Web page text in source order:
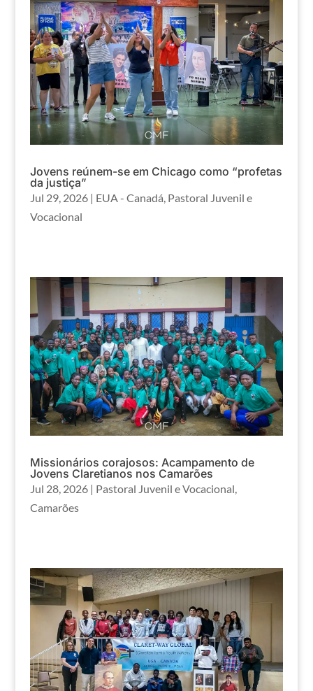
Jovens reúnem-se em Chicago como “profetas
da justiça”
Jul 29, 2026| EUA - Canadá, Pastoral Juvenil e
Vocacional
Missionários corajosos: Acampamento de
Jovens Claretianos nos Camarões
Jul 28, 2026| Pastoral Juvenil e Vocacional,
Camarões